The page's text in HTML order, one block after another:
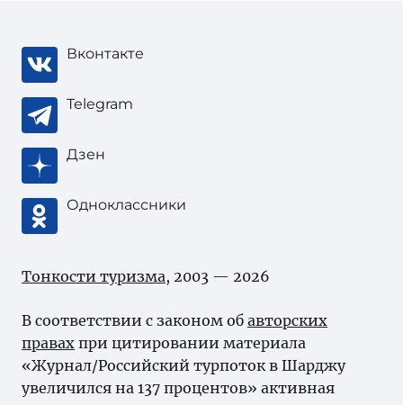
Вконтакте
Telegram
Дзен
Одноклассники
Тонкости туризма, 2003 — 2026
В соответствии с законом об авторских
правах при цитировании материала
«Журнал/Российский турпоток в Шарджу
увеличился на 137 процентов» активная